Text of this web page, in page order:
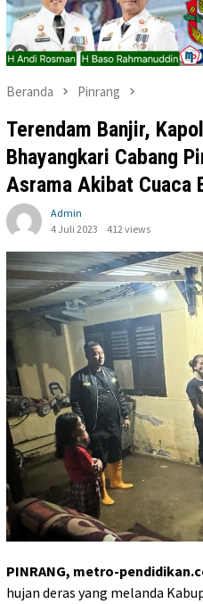
Beranda Pinrang
Terendam Banjir,
Bhayangkari Cabang
Asrama Akibat Cuaca
Admin
4 Juli 2023
412 views
PINRANG, metro-
hujan deras yang melanda